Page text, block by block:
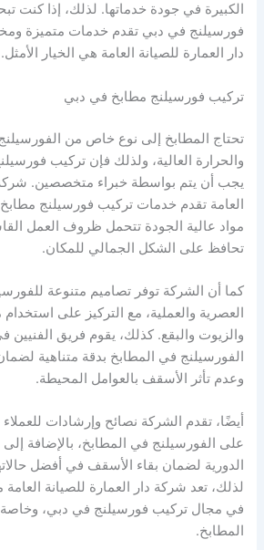
الكبيرة في جودة خدماتها. لذلك، إذا
فورسيلنج في دبي تقدم خدمات متميزة
دار العمارة للصيانة العامة هي الخيار الأمثل.
تركيب فورسيلنج مطابخ في دبي
تحتاج المطابخ إلى نوع خاص من
والحرارة العالية، ولذلك فإن تركيب
يجب أن يتم بواسطة خبراء متخصصين. شركة
العامة تقدم خدمات تركيب فورسيلنج
مواد عالية الجودة تتحمل ظروف العمل
تحافظ على الشكل الجمالي للمكان.
كما أن الشركة توفر تصاميم متنوعة
العصرية والعملية، مع التركيز على
والزيوت والبقع. كذلك، يقوم فريق الفنيين
الفورسيلنج في المطابخ بدقة متناهية
وعدم تأثر الأسقف بالعوامل المحيطة.
أيضًا، تقدم الشركة نصائح وإرشادات
على الفورسيلنج في المطابخ، بالإضافة
الدورية لضمان بقاء الأسقف في أفضل
لذلك، تعد شركة دار العمارة للصيانة
في مجال تركيب فورسيلنج في دبي،
المطابخ.